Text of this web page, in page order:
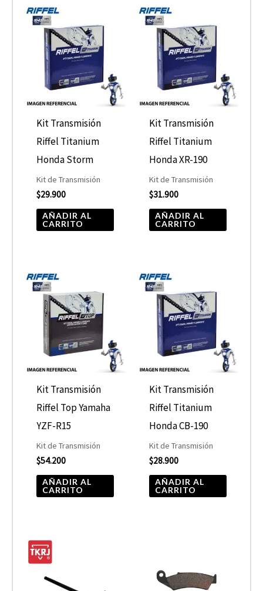
Kit Transmisión
Riffel Titanium
Honda Storm
Kit de Transmisión
$29.900
AÑADIR AL
CARRITO
Kit Transmisión
Riffel Titanium
Honda XR-190
Kit de Transmisión
$31.900
AÑADIR AL
CARRITO
Kit Transmisión
Riffel Top Yamaha
YZF-R15
Kit de Transmisión
$54.200
AÑADIR AL
CARRITO
Kit Transmisión
Riffel Titanium
Honda CB-190
Kit de Transmisión
$28.900
AÑADIR AL
CARRITO